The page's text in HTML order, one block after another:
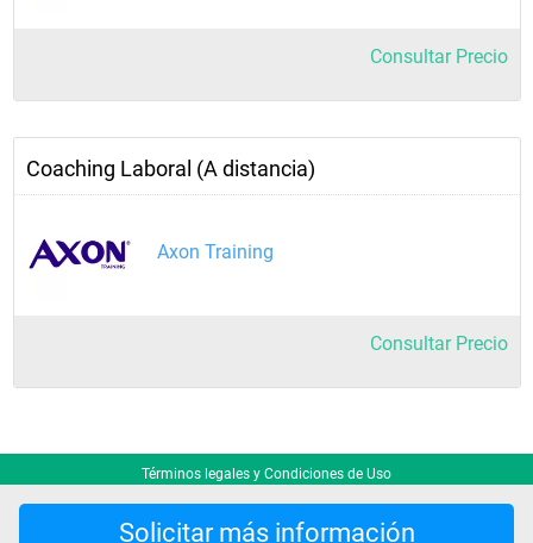
Solicitar más información
Consultar Precio
Coaching Laboral (A distancia)
Axon Training
Consultar Precio
Términos legales y Condiciones de Uso